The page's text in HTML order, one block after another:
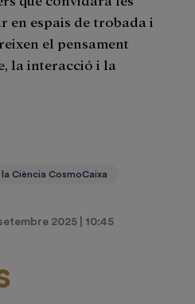
en espais de trobada i
el pensament
la interacció i la
Ciència CosmoCaixa
2025 | 10:45